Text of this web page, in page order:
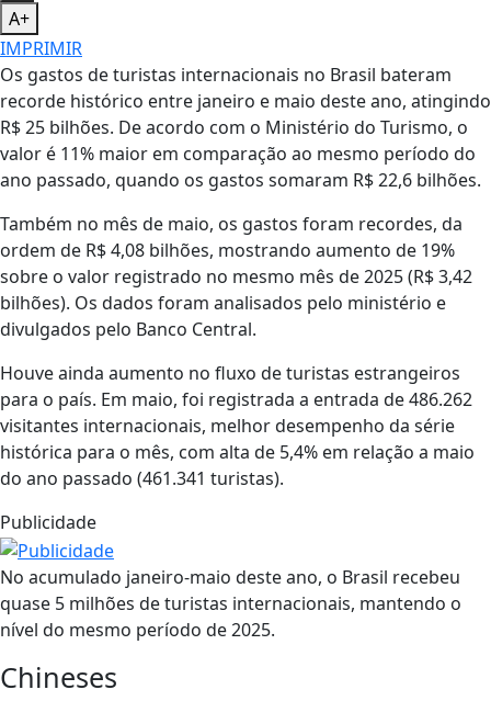
A+
IMPRIMIR
Os gastos de turistas internacionais no Brasil bateram
recorde histórico entre janeiro e maio deste ano, atingindo
R$ 25 bilhões. De acordo com o Ministério do Turismo, o
valor é 11% maior em comparação ao mesmo período do
ano passado, quando os gastos somaram R$ 22,6 bilhões.
Também no mês de maio, os gastos foram recordes, da
ordem de R$ 4,08 bilhões, mostrando aumento de 19%
sobre o valor registrado no mesmo mês de 2025 (R$ 3,42
bilhões). Os dados foram analisados pelo ministério e
divulgados pelo Banco Central.
Houve ainda aumento no fluxo de turistas estrangeiros
para o país. Em maio, foi registrada a entrada de 486.262
visitantes internacionais, melhor desempenho da série
histórica para o mês, com alta de 5,4% em relação a maio
do ano passado (461.341 turistas).
Publicidade
No acumulado janeiro-maio deste ano, o Brasil recebeu
quase 5 milhões de turistas internacionais, mantendo o
nível do mesmo período de 2025.
Chineses